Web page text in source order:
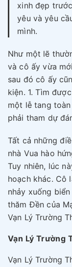
xinh đẹp
yêu và yêu
mình.
Như một lẽ
và cô ấy vừa
sau đó cô ấy
kiện. 1. Tìm
một lễ tang
phải tham dự
Tất cả những
nhà Vua hào
Tuy nhiên, lúc
hoạch khác. Cô
nhảy xuống
thăm Đền của
Vạn Lý Trường
Vạn Lý Trường
Vạn Lý Trường